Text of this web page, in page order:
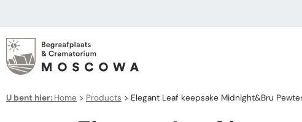
U bent hier: Home > Products > Elegant Leaf keepsake Midnight&Bru